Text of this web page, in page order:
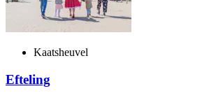
Kaatsheuvel
Efteling